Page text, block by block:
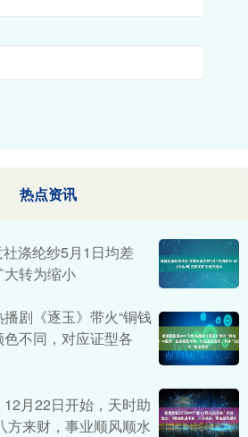
热点资讯
涤纶纱5月1日均差
大转为缩小
剧《逐玉》带火“铜钱
不同，对应证型各
月22日开始，天时助
方来财，事业顺风顺水